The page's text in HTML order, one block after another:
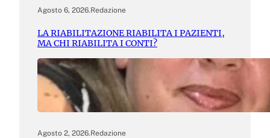
Agosto 6, 2026.Redazione
LA RIABILITAZIONE RIABILITA I PAZIENTI,
MA CHI RIABILITA I CONTI?
Agosto 2, 2026.Redazione